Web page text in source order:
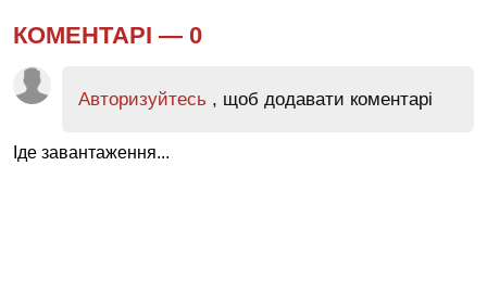
КОМЕНТАРІ — 0
Авторизуйтесь , щоб додавати коментарі
Іде завантаження...